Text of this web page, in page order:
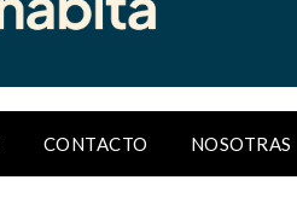
CONTACTO NOSOTRAS